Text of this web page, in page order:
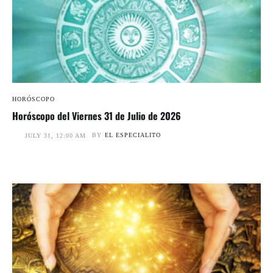
HORÓSCOPO
Horóscopo del Viernes 31 de Julio de 2026
JULY 31, 12:00 AM BY EL ESPECIALITO